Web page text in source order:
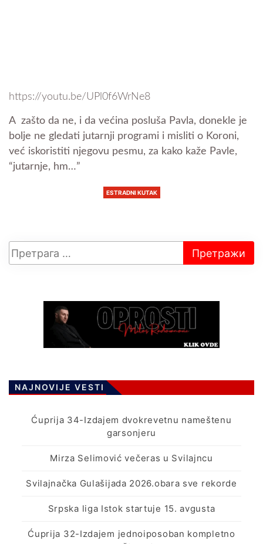
https://youtu.be/UPl0f6WrNe8
A zašto da ne, i da većina posluša Pavla, donekle je
bolje ne gledati jutarnji programi i misliti o Koroni,
već iskoristiti njegovu pesmu, za kako kaže Pavle,
“jutarnje, hm…”
ESTRADNI KUTAK
NAJNOVIJE VESTI
Ćuprija 34-Izdajem dvokrevetnu nameštenu
garsonjeru
Mirza Selimović večeras u Svilajncu
Svilajnačka Gulašijada 2026.obara sve rekorde
Srpska liga Istok startuje 15. avgusta
Ćuprija 32-Izdajem jednoiposoban kompletno